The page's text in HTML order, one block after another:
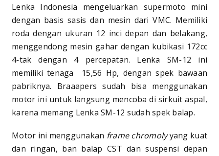
Lenka Indonesia mengeluarkan supermoto mini
dengan basis sasis dan mesin dari VMC. Memiliki
roda dengan ukuran 12 inci depan dan belakang,
menggendong mesin gahar dengan kubikasi 172cc
4-tak dengan 4 percepatan. Lenka SM-12 ini
memiliki tenaga 15,56 Hp, dengan spek bawaan
pabriknya. Braaapers sudah bisa menggunakan
motor ini untuk langsung mencoba di sirkuit aspal,
karena memang Lenka SM-12 sudah spek balap.
Motor ini menggunakan frame chromolyyang kuat
dan ringan, ban balap CST dan suspensi depan